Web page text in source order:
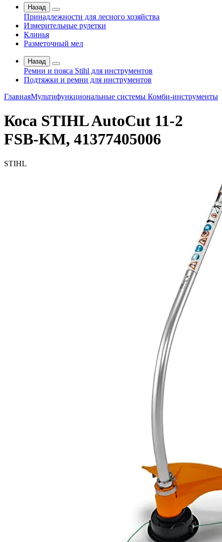
Назад
Принадлежности для лесного хозяйства
Измерительные рулетки
Клинья
Разметочный мел
Назад
Ремни и пояса Stihl для инструментов
Подтяжки и ремни для инструментов
ГлавнаяМультифункциональные системы Комби-инструменты
Коса STIHL AutoCut 11-2
FSB-KM, 41377405006
STIHL